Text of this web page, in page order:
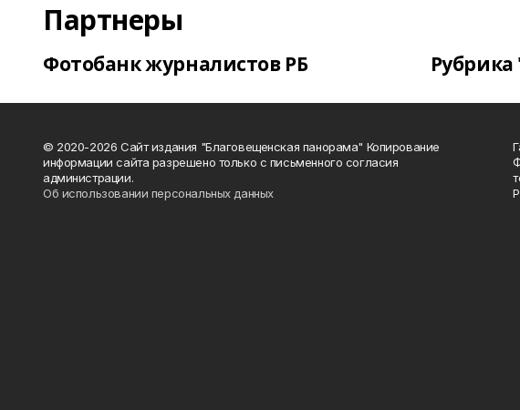
Партнеры
Фотобанк журналистов РБ
© 2020-2026 Сайт издания "Благовещенская панорама" Копирование
информации сайта разрешено только с письменного согласия
администрации.
Об использовании персональных данных